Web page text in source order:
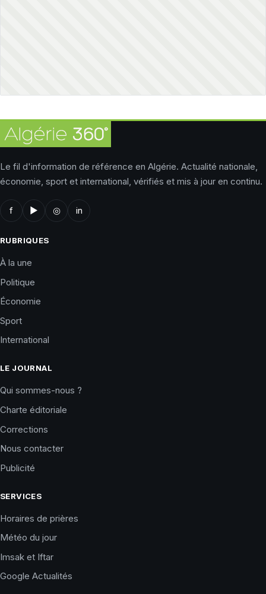
Le fil d'information de référence en Algérie. Actualité nationale,
économie, sport et international, vérifiés et mis à jour en continu.
f ▶ ◎ in
RUBRIQUES
À la une
Politique
Économie
Sport
International
LE JOURNAL
Qui sommes-nous ?
Charte éditoriale
Corrections
Nous contacter
Publicité
SERVICES
Horaires de prières
Météo du jour
Imsak et Iftar
Google Actualités